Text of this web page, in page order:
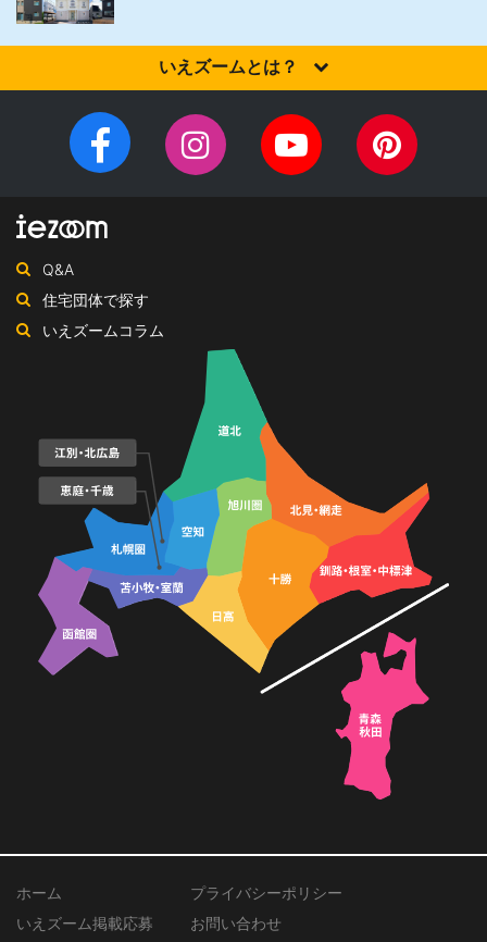
いえズームとは？
住宅会社を選びませんか？iezoom（いえズーム）は（株）北海道
住宅新聞社が、日頃の住宅業界への取材を元に、優れたハウスメ
ーカー・工務店を紹介するサイトです。
Facebook
ー
ジ
InstagramYouTube
チ
Q&A
住宅団体で探す
いえズームコラム
ホーム
プライバシーポリシー
いえズーム掲載応募
お問い合わせ